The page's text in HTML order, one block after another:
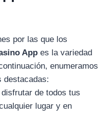
por las que los
App es la variedad
enumeramos
destacadas:
disfrutar de todos tus
lugar y en